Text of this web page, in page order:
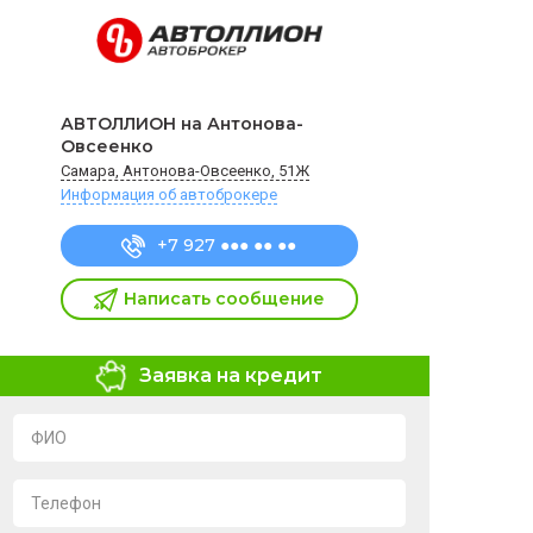
АВТОЛЛИОН на Антонова-
Овсеенко
Самара, Антонова-Овсеенко, 51Ж
Информация об автоброкере
+7 927 ●●● ●● ●●
Написать сообщение
Заявка на кредит
ФИО
Телефон